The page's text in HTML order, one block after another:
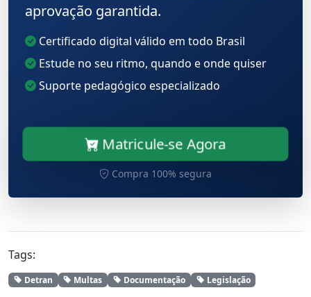
aprovação garantida.
Certificado digital válido em todo Brasil
Estude no seu ritmo, quando e onde quiser
Suporte pedagógico especializado
Matricule-se Agora
Compra 100% segura
Tags:
Detran Multas Documentação Legislação